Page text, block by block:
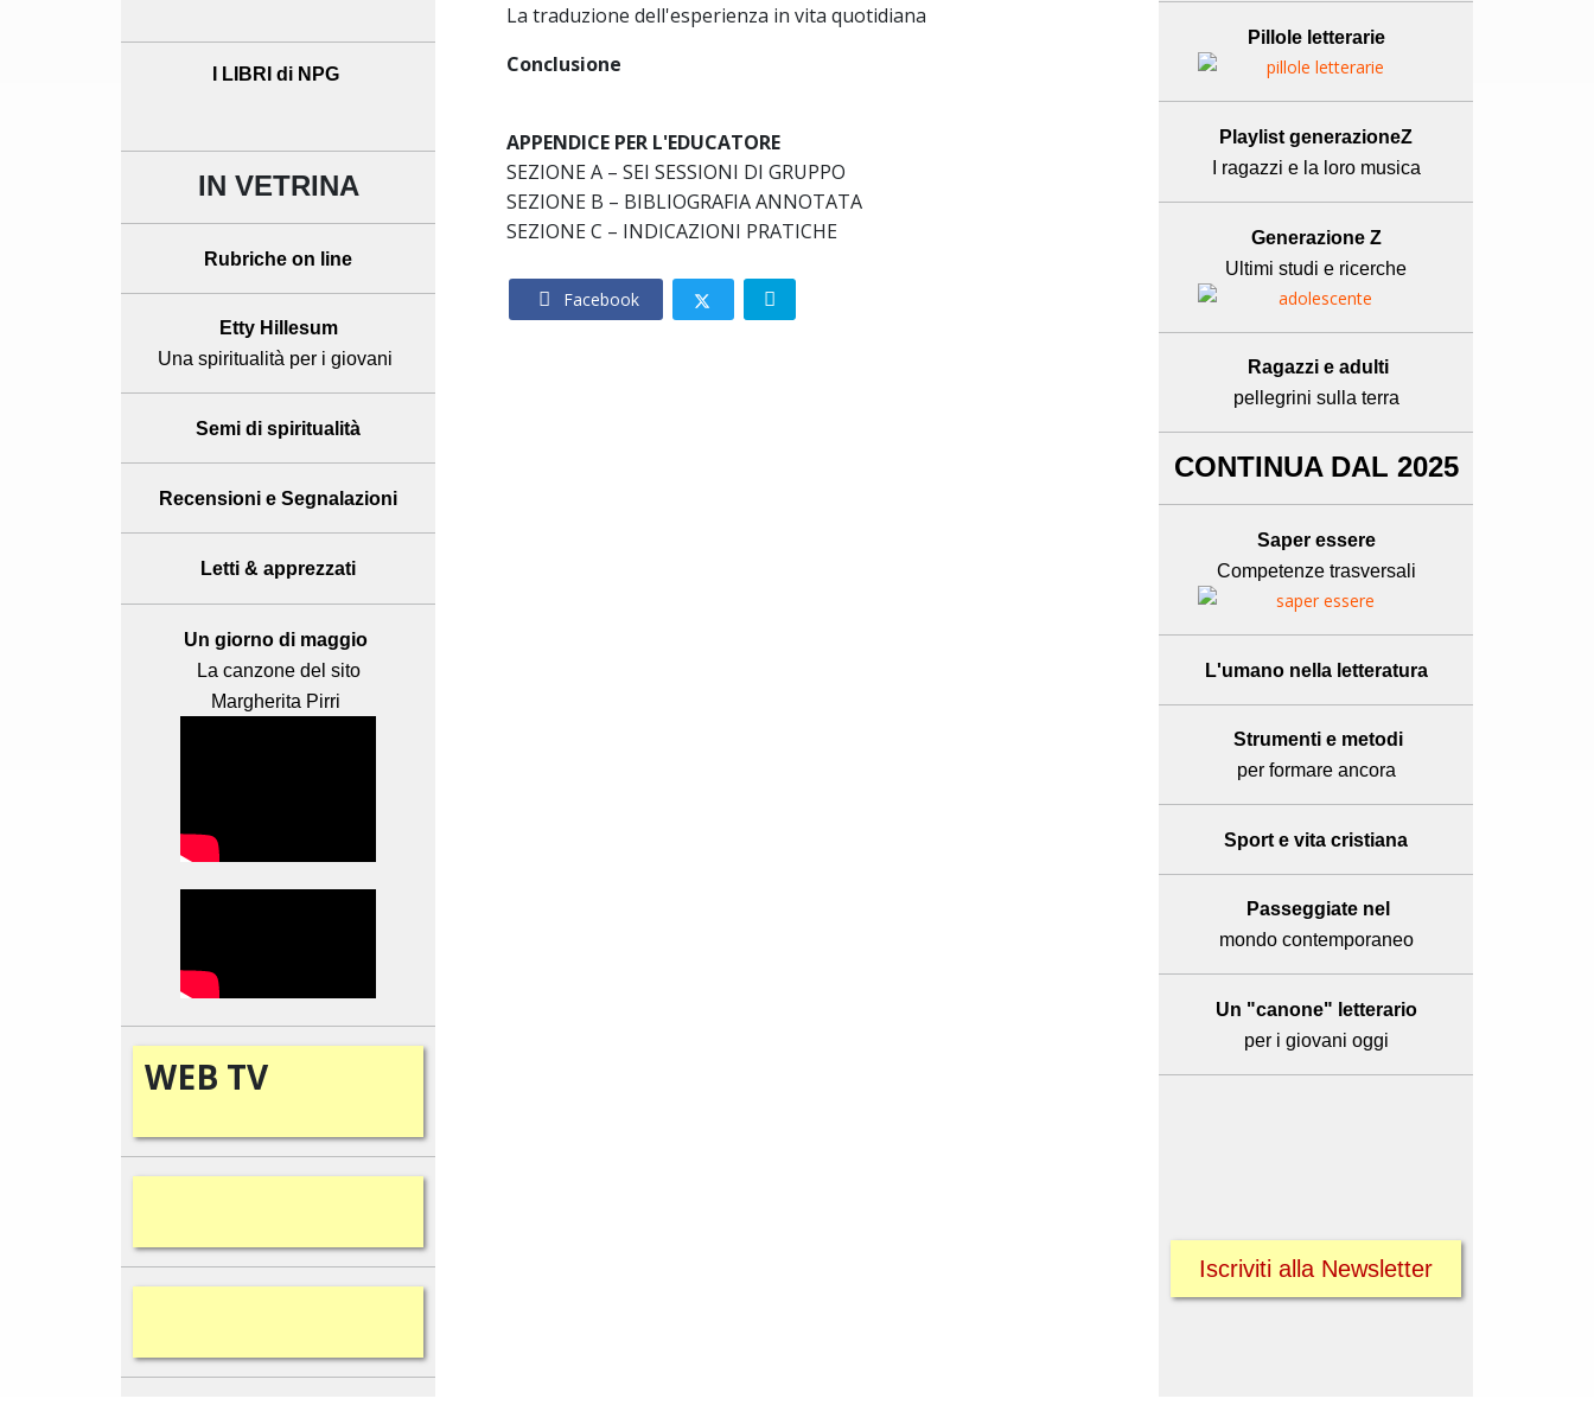
I LIBRI di NPG
IN VETRINA
Rubriche on line
Etty Hillesum
Una spiritualità per i giovani
Semi di spiritualità
Recensioni e Segnalazioni
Letti & apprezzati
Un giorno di maggio
La canzone del sito
Margherita Pirri
WEB TV
La traduzione dell'esperienza in vita quotidiana
Conclusione
APPENDICE PER L'EDUCATORE
SEZIONE A – SEI SESSIONI DI GRUPPO
SEZIONE B – BIBLIOGRAFIA ANNOTATA
SEZIONE C – INDICAZIONI PRATICHE
Facebook
Pillole letterarie
Playlist generazioneZ
I ragazzi e la loro musica
Generazione Z
Ultimi studi e ricerche
Ragazzi e adulti
pellegrini sulla terra
CONTINUA DAL 2025
Saper essere
Competenze trasversali
L'umanonella letteratura
Strumenti e metodi
per formare ancora
Sport e vita cristiana
Passeggiate nel
mondo contemporaneo
Un "canone" letterario
per i giovani oggi
Iscriviti alla Newsletter